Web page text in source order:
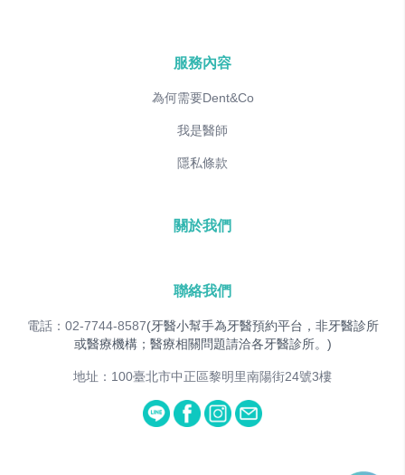
服務內容
為何需要Dent&Co
我是醫師
隱私條款
關於我們
聯絡我們
電話：02-7744-8587(牙醫小幫手為牙醫預約平台，非牙醫診所
或醫療機構；醫療相關問題請洽各牙醫診所。)
地址：100臺北市中正區黎明里南陽街24號3樓